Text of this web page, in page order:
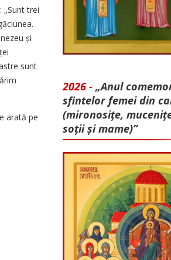
trei
și
sunt
arată pe
2026 - „Anul
sfintelor femei din
(mironosițe,
soții și mame)”